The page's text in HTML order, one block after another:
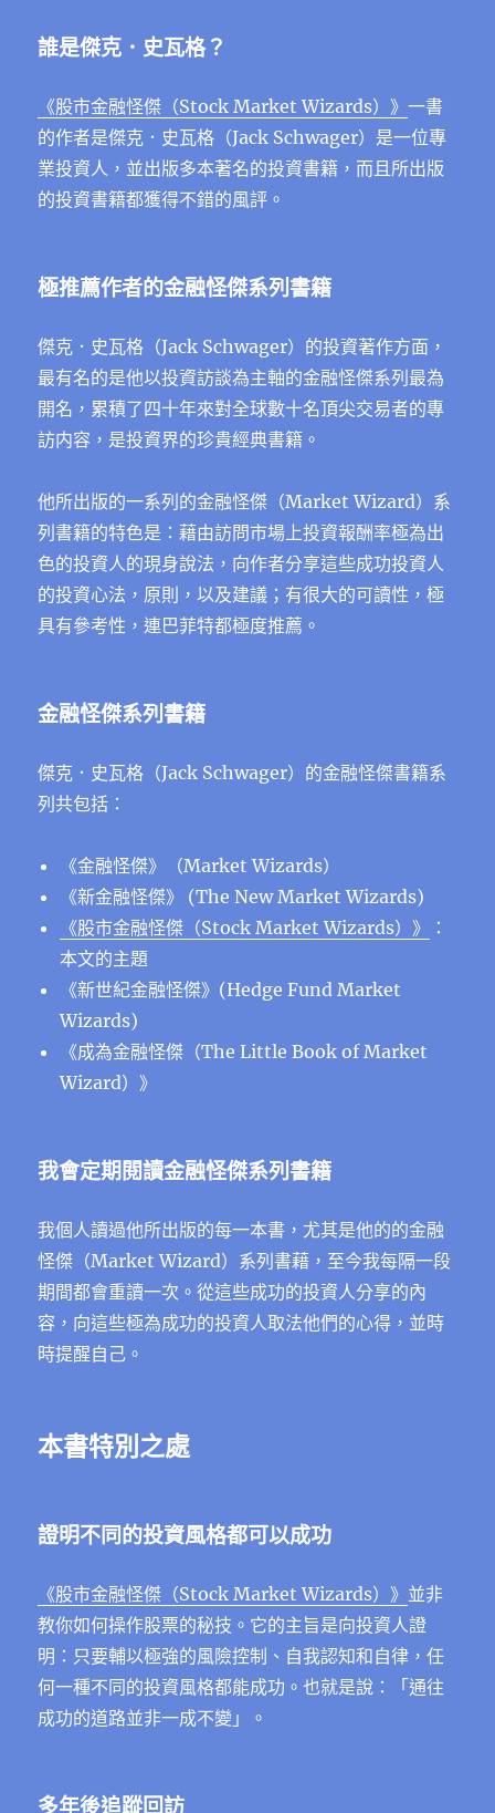
誰是傑克．史瓦格？
《股市金融怪傑（Stock Market Wizards）》一書
的作者是傑克．史瓦格（Jack Schwager）是一位專
業投資人，並出版多本著名的投資書籍，而且所出版
的投資書籍都獲得不錯的風評。
極推薦作者的金融怪傑系列書籍
傑克．史瓦格（Jack Schwager）的投資著作方面，
最有名的是他以投資訪談為主軸的金融怪傑系列最為
開名，累積了四十年來對全球數十名頂尖交易者的專
訪内容，是投資界的珍貴經典書籍。
他所出版的一系列的金融怪傑（Market Wizard）系
列書籍的特色是：藉由訪問市場上投資報酬率極為出
色的投資人的現身說法，向作者分享這些成功投資人
的投資心法，原則，以及建議；有很大的可讀性，極
具有參考性，連巴菲特都極度推薦。
金融怪傑系列書籍
傑克．史瓦格（Jack Schwager）的金融怪傑書籍系
列共包括：
《金融怪傑》（Market Wizards）
《新金融怪傑》 (The New Market Wizards)
《股市金融怪傑（Stock Market Wizards）》
：
本文的主題
《新世紀金融怪傑》(Hedge Fund Market
Wizards)
《成為金融怪傑（The Little Book of Market
Wizard）》
我會定期閱讀金融怪傑系列書籍
我個人讀過他所出版的每一本書，尤其是他的的金融
怪傑（Market Wizard）系列書藉，至今我每隔一段
期間都會重讀一次。從這些成功的投資人分享的內
容，向這些極為成功的投資人取法他們的心得，並時
時提醒自己。
本書特別之處
證明不同的投資風格都可以成功
《股市金融怪傑（Stock Market Wizards）》 並非
教你如何操作股票的秘技。它的主旨是向投資人證
明：只要輔以極強的風險控制、自我認知和自律，任
何一種不同的投資風格都能成功。也就是說：「通往
成功的道路並非一成不變」。
多年後追蹤回訪